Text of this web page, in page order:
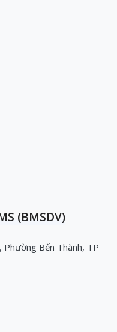
(BMSDV)
Phường Bến Thành, TP